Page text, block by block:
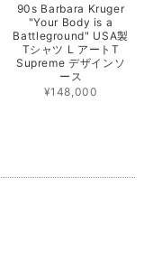
90s Barbara Kruger
"Your Body is a
Battleground" USA製
Tシャツ L アートT
Supreme デザインソ
ース
¥148,000